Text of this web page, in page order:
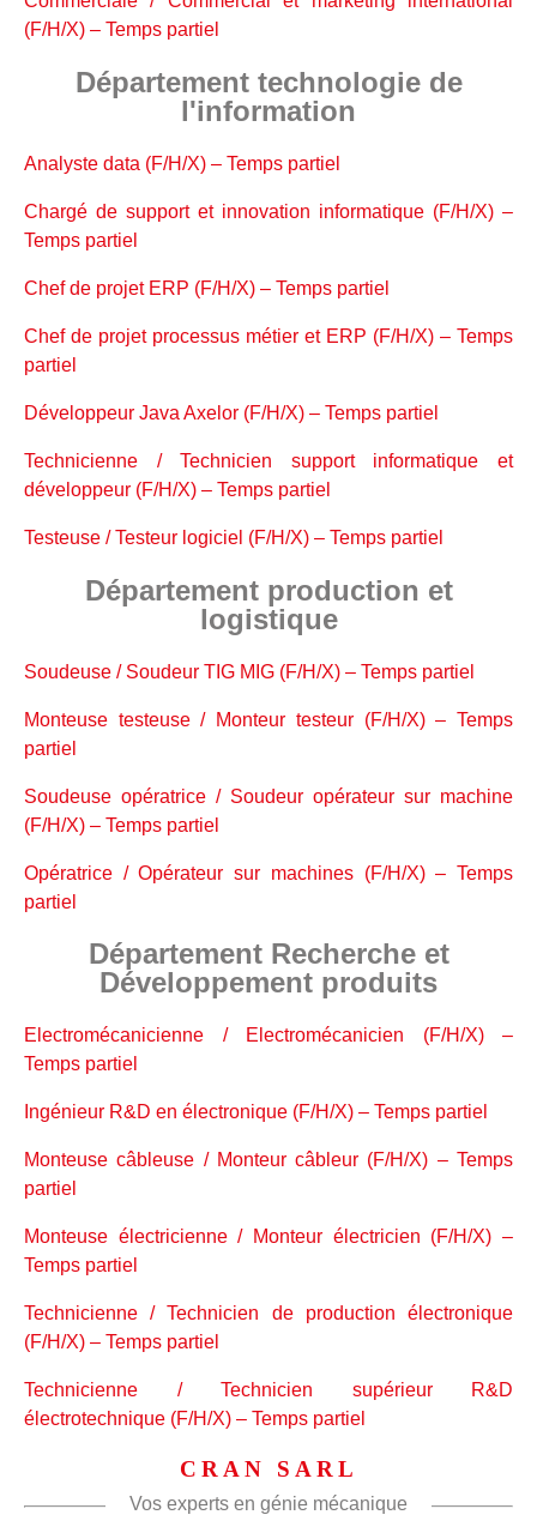
(F/H/X) – Temps partiel
Département technologie de
l'information
Analyste data (F/H/X) – Temps partiel
Chargé de support et innovation informatique (F/H/X) –
Temps partiel
Chef de projet ERP (F/H/X) – Temps partiel
Chef de projet processus métier et ERP (F/H/X) – Temps
partiel
Développeur Java Axelor (F/H/X) – Temps partiel
Technicienne / Technicien support informatique et
développeur (F/H/X) – Temps partiel
Testeuse / Testeur logiciel (F/H/X) – Temps partiel
Département production et
logistique
Soudeuse / Soudeur TIG MIG (F/H/X) – Temps partiel
Monteuse testeuse / Monteur testeur (F/H/X) – Temps
partiel
Soudeuse opératrice / Soudeur opérateur sur machine
(F/H/X) – Temps partiel
Opératrice / Opérateur sur machines (F/H/X) – Temps
partiel
Département Recherche et
Développement produits
Electromécanicienne / Electromécanicien (F/H/X) –
Temps partiel
Ingénieur R&D en électronique (F/H/X) – Temps partiel
Monteuse câbleuse / Monteur câbleur (F/H/X) – Temps
partiel
Monteuse électricienne / Monteur électricien (F/H/X) –
Temps partiel
Technicienne / Technicien de production électronique
(F/H/X) – Temps partiel
Technicienne / Technicien supérieur R&D
électrotechnique (F/H/X) – Temps partiel
CRAN SARL
Vos experts en génie mécanique